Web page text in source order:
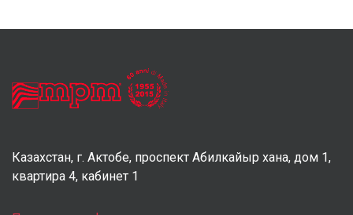
Казахстан, г. Актобе, проспект Абилкайыр хана, дом 1,
квартира 4, кабинет 1